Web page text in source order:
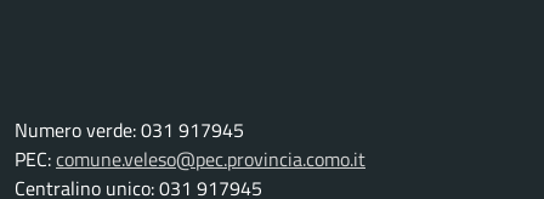
Numero verde: 031 917945
PEC:comune.veleso@pec.provincia.como.it
Centralino unico: 031 917945